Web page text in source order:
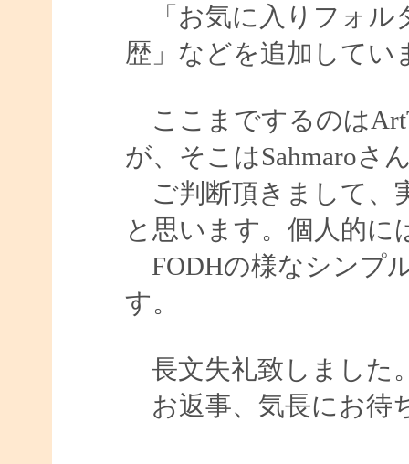
「お気に入りフォル
歴」などを追加してい
ここまでするのは
が、そこはSahmaroさ
ご判断頂きまして、
と思います。個人的に
FODHの様なシンプ
す。
長文失礼致しました
お返事、気長にお待